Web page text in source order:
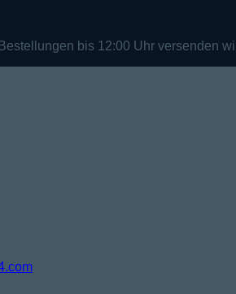
bis 12:00 Uhr versenden